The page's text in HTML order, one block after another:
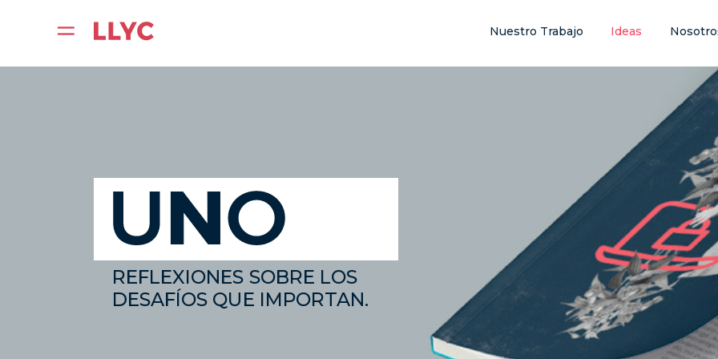
Nuestro Trabajo Ideas
REFLEXIONES SOBRE LOS
DESAFÍOS QUE IMPORTAN.